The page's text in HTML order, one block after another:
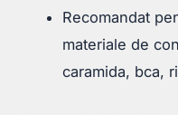
Recomandat
materiale de
caramida, bca,